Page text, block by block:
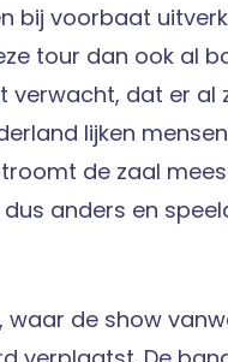
bij voorbaat
tour dan ook al
verwacht, dat er al
lijken
de zaal
anders en
waar de show